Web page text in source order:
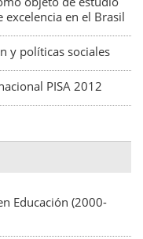
en el Brasil
y políticas sociales
PISA 2012
Educación (2000-